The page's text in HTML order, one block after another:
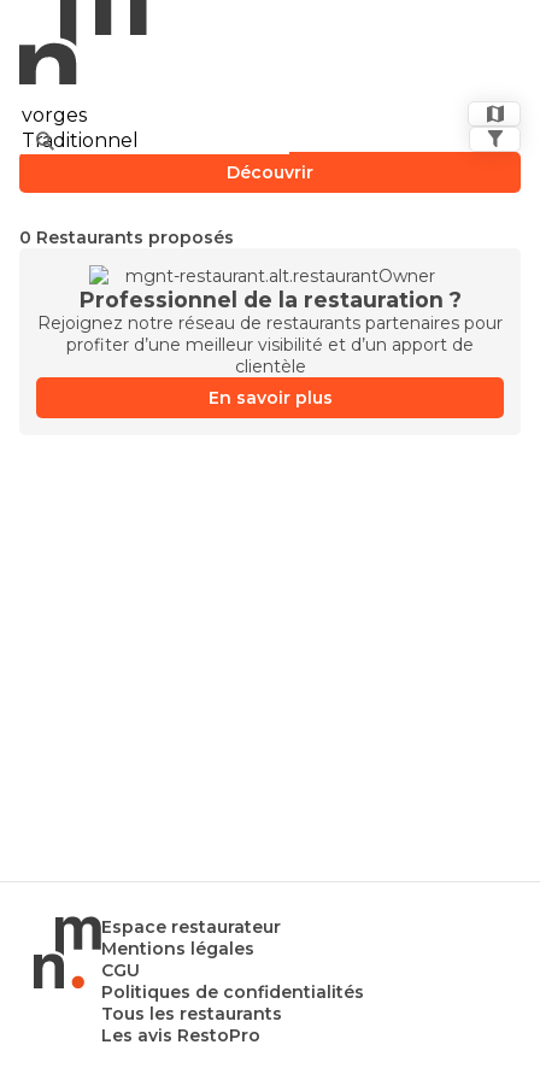
Découvrir
0 Restaurants proposés
Professionnel de la restauration ?
Rejoignez notre réseau de restaurants partenaires pour
profiter d’une meilleur visibilité et d’un apport de
clientèle
En savoir plus
Espace restaurateur
Mentions légales
CGU
Politiques de confidentialités
Tous les restaurants
Les avis RestoPro